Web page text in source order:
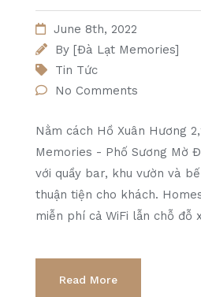
June 8th, 2022
By [Đà Lạt Memories]
Tin Tức
No Comments
Nằm cách Hồ Xuân Hương
Memories - Phố Sương Mờ
với quầy bar, khu vườn và
thuận tiện cho khách.
miễn phí cả WiFi lẫn chỗ đỗ
Read More